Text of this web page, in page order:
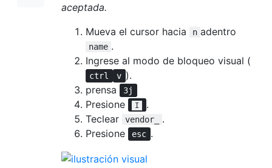
aceptada.
Mueva el cursor hacia
n adentro
name .
Ingrese al modo de bloqueo visual (
ctrl v ).
prensa
3j
Presione I
.
Teclear
vendor_
.
Presione
esc .